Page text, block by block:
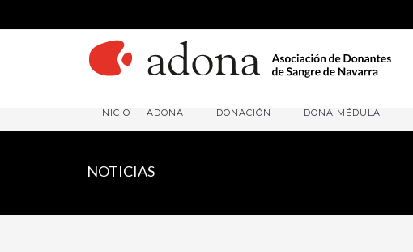
INICIO ADONA DONACIÓN DONA MÉDULA
NOTICIAS